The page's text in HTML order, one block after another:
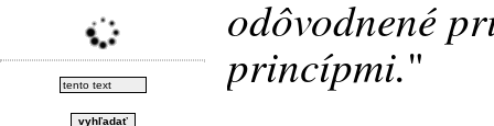
odôvodnené
princípmi."